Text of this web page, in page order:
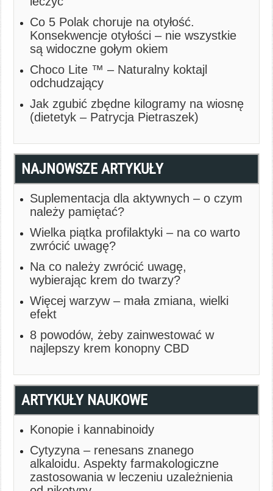
Co 5 Polak choruje na otyłość.
Konsekwencje otyłości – nie wszystkie
są widoczne gołym okiem
Choco Lite ™ – Naturalny koktajl
odchudzający
Jak zgubić zbędne kilogramy na wiosnę
(dietetyk – Patrycja Pietraszek)
NAJNOWSZE ARTYKUŁY
Suplementacja dla aktywnych – o czym
należy pamiętać?
Wielka piątka profilaktyki – na co warto
zwrócić uwagę?
Na co należy zwrócić uwagę,
wybierając krem do twarzy?
Więcej warzyw – mała zmiana, wielki
efekt
8 powodów, żeby zainwestować w
najlepszy krem konopny CBD
ARTYKUŁY NAUKOWE
Konopie i kannabinoidy
Cytyzyna – renesans znanego
alkaloidu. Aspekty farmakologiczne
zastosowania w leczeniu uzależnienia